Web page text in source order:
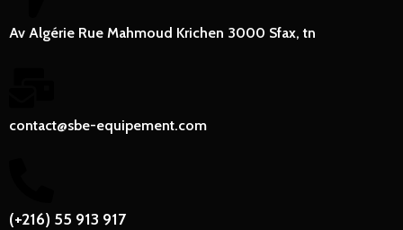
Av Algérie Rue Mahmoud Krichen 3000 Sfax, tn
contact@sbe-equipement.com
(+216) 55 913 917